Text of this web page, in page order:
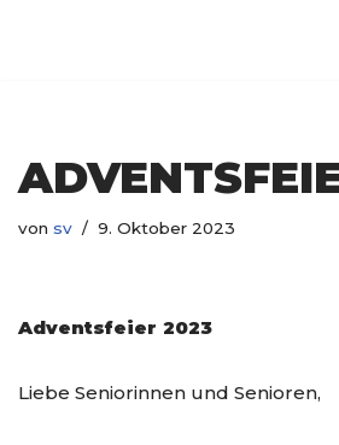
von sv 9. Oktober 2023
Adventsfeier 2023
Liebe Seniorinnen und Senioren,